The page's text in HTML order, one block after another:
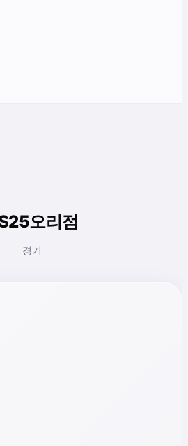
오리점
경기